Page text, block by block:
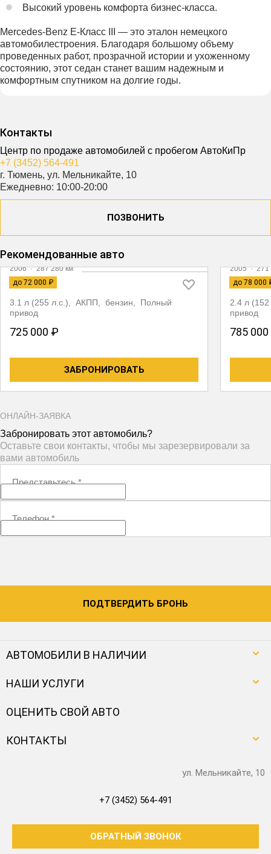
Высокий уровень комфорта бизнес-класса.
Mercedes-Benz E-Класс III — это эталон немецкого
автомобилестроения. Благодаря большому объему
проведенных работ, прозрачной истории и ухоженному
состоянию, этот седан станет вашим надежным и
комфортным спутником на долгие годы.
Контакты
Центр по продаже автомобилей с пробегом АвтоКиПр
+7 (3452) 564-491
г. Тюмень, ул. Мельникайте, 10
Ежедневно: 10:00-20:00
ПОЗВОНИТЬ
Рекомендованные авто
до 72 000 ₽
2006·287 280 км
AUDI A6
3.1 л (255 л.с.), АКПП, бензин, Полный
привод
725 000 ₽
ЗАБРОНИРОВАТЬ
до 78 000
2005·271
2.4 л
привод
785
ОНЛАЙН-ЗАЯВКА
Забронировать этот автомобиль?
Оставьте свои контакты, чтобы мы зарезервировали за
вами автомобиль
Представьтесь*
Телефон*
ПОДТВЕРДИТЬ БРОНЬ
АВТОМОБИЛИ В НАЛИЧИИ
НАШИ УСЛУГИ
ОЦЕНИТЬ СВОЙ АВТО
КОНТАКТЫ
ул. Мельникайте, 10
+7 (3452) 564-491
ОБРАТНЫЙ ЗВОНОК